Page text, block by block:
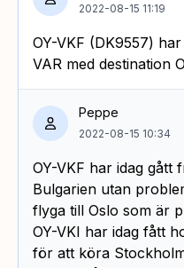
2022-08-15 11:19
OY-VKF (DK9557)
VAR med destination
Peppe
2022-08-15 10:34
OY-VKF har idag gått
Bulgarien utan
flyga till Oslo som är
OY-VKI har idag fått
för att köra